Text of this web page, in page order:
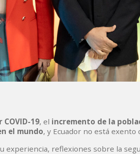
19, el incremento de la
el mundo, y Ecuador no está exento
experiencia, reflexiones sobre la